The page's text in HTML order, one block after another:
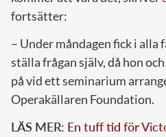
fortsätter:
– Under måndagen fick i
ställa frågan själv, då hon
på vid ett seminarium
Operakällaren Foundation.
LÄS MER: En tuff tid för